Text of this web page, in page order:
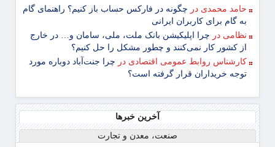
حامد محمدی در چگونه در فارکس حساب باز کنیم؟ راهنمای گام
‌به ‌گام برای کاربران ایرانی
نظامی در چرا اپلیکیشن بانک ملت، ملی، سامان و… در خارج
از کشور کار نمی‌کنند و چطور مشکل را حل کنیم؟
کارشناس روابط عمومی اقتصادی در چرا جنت‌آباد دوباره مورد
توجه خریداران قرار گرفته است؟
آخرین خبرها
صنعت، معدن و تجارت